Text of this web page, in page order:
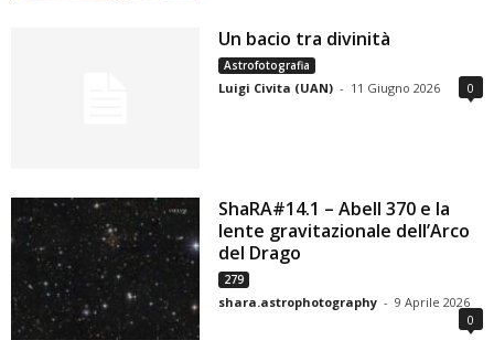
Un bacio tra divinità
Astrofotografia
Luigi Civita (UAN) - 11 Giugno 2026 0
ShaRA#14.1 – Abell 370 e la
lente gravitazionale dell’Arco
del Drago
279
shara.astrophotography - 9 Aprile 2026
0